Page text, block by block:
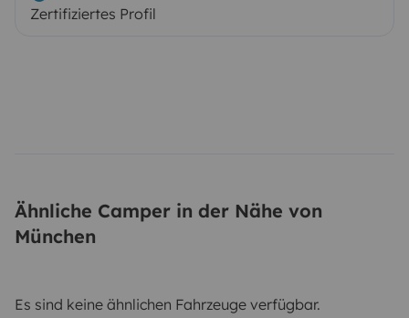
Zertifiziertes Profil
Ähnliche Camper in der Nähe von
München
Es sind keine ähnlichen Fahrzeuge verfügbar.